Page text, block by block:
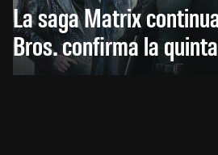
La saga Matrix
Bros. confirma la